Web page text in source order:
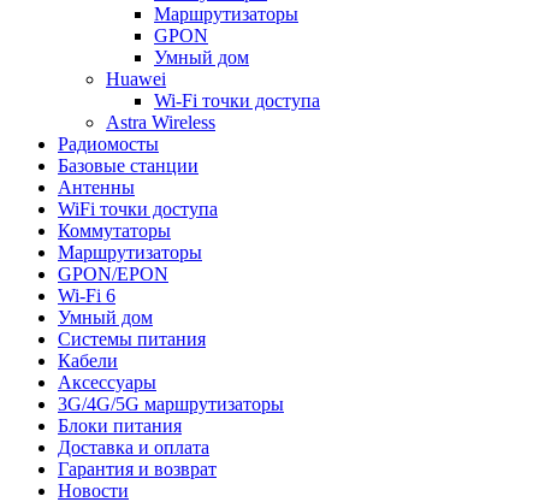
Маршрутизаторы
GPON
Умный дом
Huawei
Wi-Fi точки доступа
Astra Wireless
Радиомосты
Базовые станции
Антенны
WiFi точки доступа
Коммутаторы
Маршрутизаторы
GPON/EPON
Wi-Fi 6
Умный дом
Системы питания
Кабели
Аксессуары
3G/4G/5G маршрутизаторы
Блоки питания
Доставка и оплата
Гарантия и возврат
Новости